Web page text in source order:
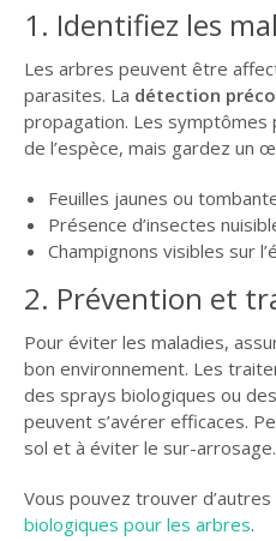
1. Identifiez les
Les arbres peuvent être
parasites. La détection
propagation. Les symptômes
de l’espèce, mais gardez un
Feuilles jaunes ou
Présence d’insectes
Champignons visibles sur
2. Prévention et
Pour éviter les maladies,
bon environnement. Les
des sprays biologiques ou
peuvent s’avérer efficaces.
sol et à éviter le sur-arrosage.
Vous pouvez trouver
biologiques pour les arbres.